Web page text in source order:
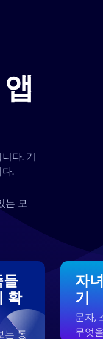
다. 기
.
는 모
들
확
는 동
자
기
문자,
무엇